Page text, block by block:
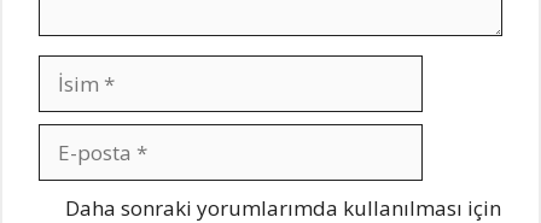
İsim
posta
İnternet
Daha sonraki yorumlarımda kullanılması için